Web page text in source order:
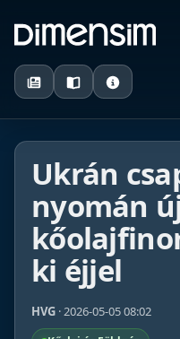
Ukrán
nyomán
ki éjjel
HVG · 2026-05-05 08:02